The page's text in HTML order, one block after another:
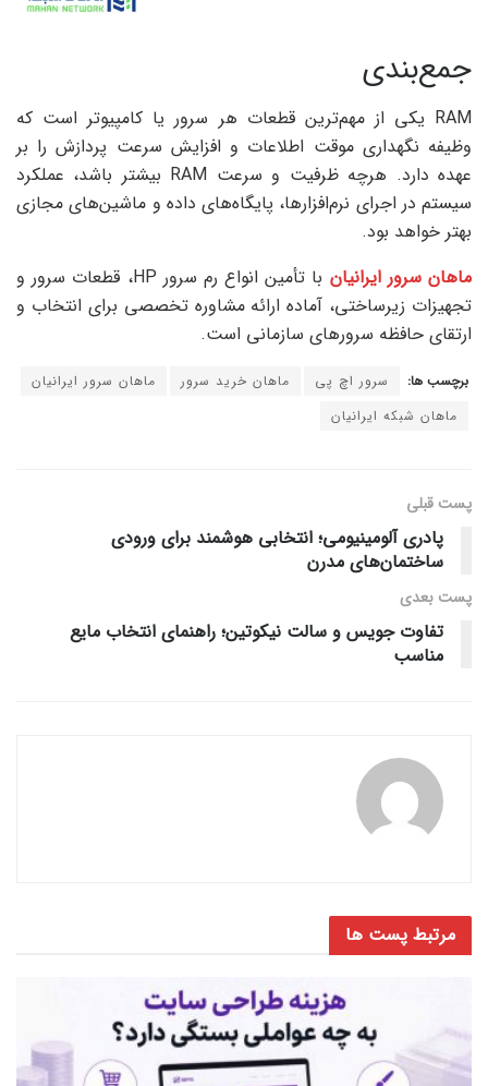
جمع‌بندی
RAM یکی از مهم‌ترین قطعات هر سرور یا کامپیوتر است که
وظیفه نگهداری موقت اطلاعات و افزایش سرعت پردازش را بر
عهده دارد. هرچه ظرفیت و سرعت RAM بیشتر باشد، عملکرد
سیستم در اجرای نرم‌افزارها، پایگاه‌های داده و ماشین‌های مجازی
بهتر خواهد بود.
ماهان سرور ایرانیان
با تأمین انواع رم سرور HP، قطعات سرور و
تجهیزات زیرساختی، آماده ارائه مشاوره تخصصی برای انتخاب و
ارتقای حافظه سرورهای سازمانی است.
برچسب ها: سرور اچ پی ماهان خرید سرور
ماهان سرور ایرانیان
ماهان شبکه ایرانیان
پست قبلی
پادری آلومینیومی؛ انتخابی هوشمند برای ورودی
ساختمان‌های مدرن
پست‌ بعدی
تفاوت جویس و سالت نیکوتین؛ راهنمای انتخاب مایع
مناسب
مرتبط پست ها